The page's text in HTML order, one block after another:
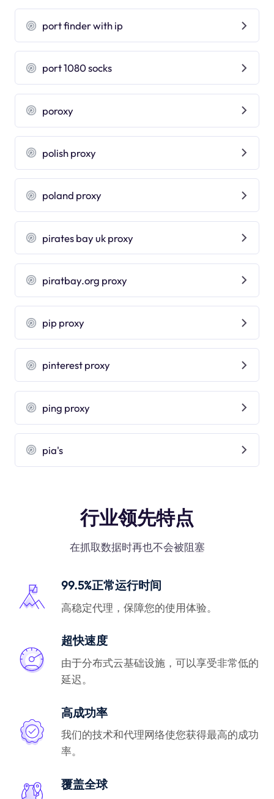
port finder with ip
port 1080 socks
poroxy
polish proxy
poland proxy
pirates bay uk proxy
piratbay.org proxy
pip proxy
pinterest proxy
ping proxy
pia's
行业领先特点
在抓取数据时再也不会被阻塞
99.5%正常运行时间
高稳定代理，保障您的使用体验。
超快速度
由于分布式云基础设施，可以享受非常低的
延迟。
高成功率
我们的技术和代理网络使您获得最高的成功
率。
覆盖全球